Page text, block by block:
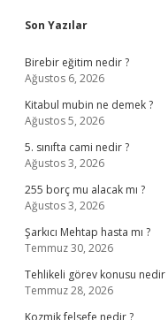
Sidebar
Son Yazılar
Birebir eğitim nedir ?
Ağustos 6, 2026
Kitabul mubin ne demek ?
Ağustos 5, 2026
5. sınıfta cami nedir ?
Ağustos 3, 2026
255 borç mu alacak mı ?
Ağustos 3, 2026
Şarkıcı Mehtap hasta mı ?
Temmuz 30, 2026
Tehlikeli görev konusu nedir
Temmuz 28, 2026
Kozmik felsefe nedir ?